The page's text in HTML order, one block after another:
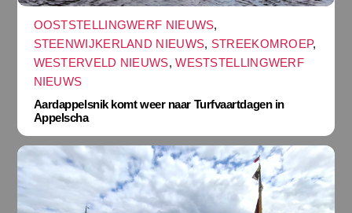
OOSTSTELLINGWERF NIEUWS,
STEENWIJKERLAND NIEUWS, STREEKOMROEP,
WESTERVELD NIEUWS,WESTSTELLINGWERF
NIEUWS
Aardappelsnik komt weer naar Turfvaartdagen in
Appelscha